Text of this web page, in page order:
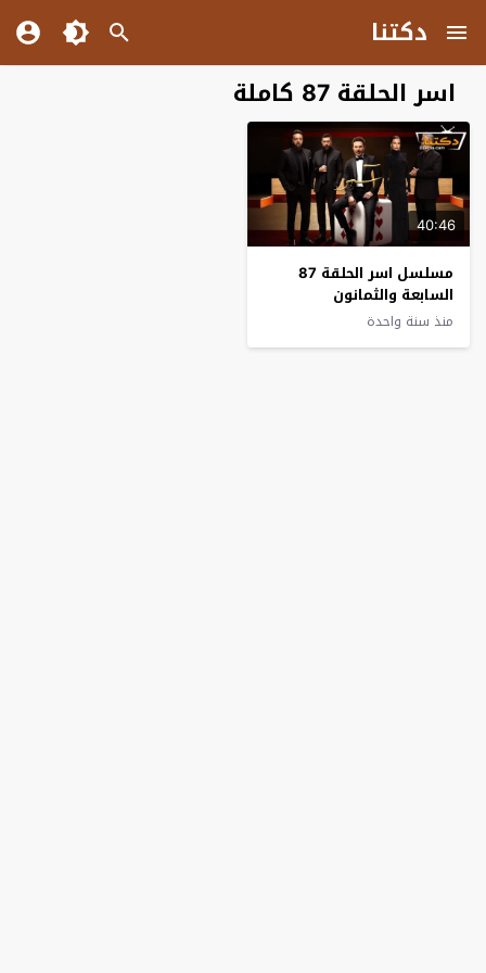
دكتنا
اسر الحلقة 87 كاملة
40:46
مسلسل اسر الحلقة 87
السابعة والثمانون
منذ سنة واحدة